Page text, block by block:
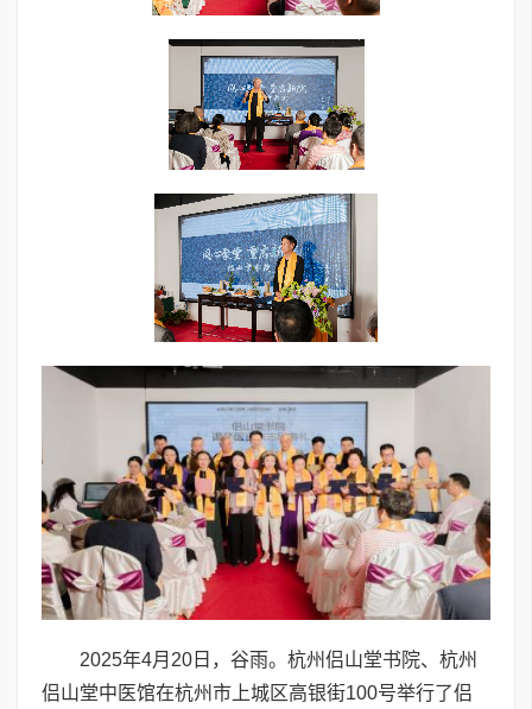
2025年4月20日，谷雨。杭州侣山堂书院、杭州
侣山堂中医馆在杭州市上城区高银街100号举行了侣